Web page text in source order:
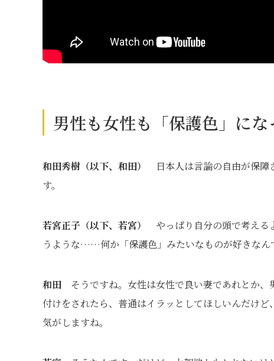
男性も女性も「保護色」にな
和田秀樹（以下、和田）
日本人は言論の自由が保障
す。
若宮正子（以下、若宮） やっぱり自分の頭で考え
うような……何か「保護色」みたいなものが好きなん
和田 そうですね。女性は女性で良い妻であれとか
付けをされたら、普通はイラッとしてほしいんだけ
気がしますね。